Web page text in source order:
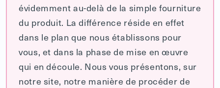
évidemment au-delà de la simple fourniture
du produit. La différence réside en effet
dans le plan que nous établissons pour
vous, et dans la phase de mise en œuvre
qui en découle. Nous vous présentons, sur
notre site, notre manière de procéder de